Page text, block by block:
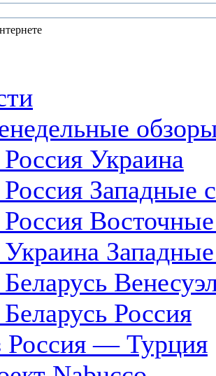
Россия Украина
Россия Западные
Россия
Украина
Беларусь
Беларусь Россия
Россия — Турция